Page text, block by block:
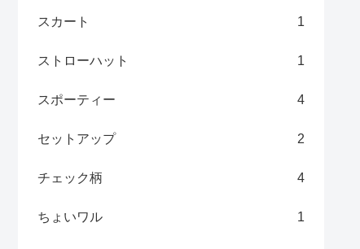
スカート 1
ストローハット 1
スポーティー 4
セットアップ 2
チェック柄 4
ちょいワル 1